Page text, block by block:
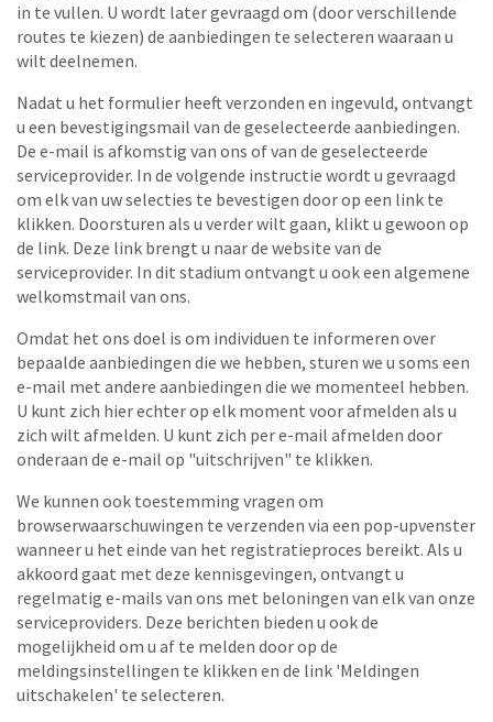
in te vullen. U wordt later gevraagd om (door verschillende
routes te kiezen) de aanbiedingen te selecteren waaraan u
wilt deelnemen.
Nadat u het formulier heeft verzonden en ingevuld, ontvangt
u een bevestigingsmail van de geselecteerde aanbiedingen.
De e-mail is afkomstig van ons of van de geselecteerde
serviceprovider. In de volgende instructie wordt u gevraagd
om elk van uw selecties te bevestigen door op een link te
klikken. Doorsturen als u verder wilt gaan, klikt u gewoon op
de link. Deze link brengt u naar de website van de
serviceprovider. In dit stadium ontvangt u ook een algemene
welkomstmail van ons.
Omdat het ons doel is om individuen te informeren over
bepaalde aanbiedingen die we hebben, sturen we u soms een
e-mail met andere aanbiedingen die we momenteel hebben.
U kunt zich hier echter op elk moment voor afmelden als u
zich wilt afmelden. U kunt zich per e-mail afmelden door
onderaan de e-mail op "uitschrijven" te klikken.
We kunnen ook toestemming vragen om
browserwaarschuwingen te verzenden via een pop-upvenster
wanneer u het einde van het registratieproces bereikt. Als u
akkoord gaat met deze kennisgevingen, ontvangt u
regelmatig e-mails van ons met beloningen van elk van onze
serviceproviders. Deze berichten bieden u ook de
mogelijkheid om u af te melden door op de
meldingsinstellingen te klikken en de link 'Meldingen
uitschakelen' te selecteren.